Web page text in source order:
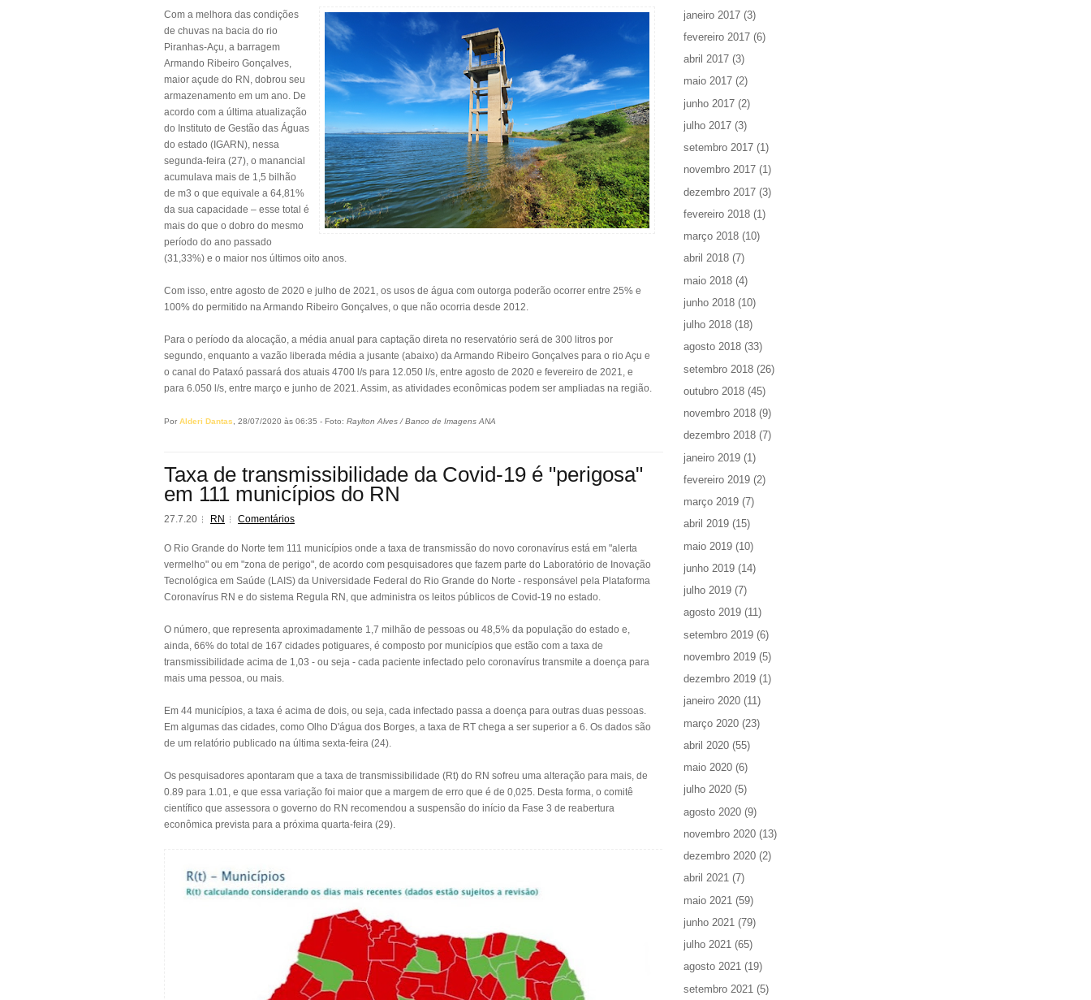
Com a melhora das condições
de chuvas na bacia do rio
Piranhas-Açu, a barragem
Armando Ribeiro Gonçalves,
maior açude do RN, dobrou seu
armazenamento em um ano. De
acordo com a última atualização
do Instituto de Gestão das Águas
do estado (IGARN), nessa
segunda-feira (27), o manancial
acumulava mais de 1,5 bilhão
de m3 o que equivale a 64,81%
da sua capacidade – esse total é
mais do que o dobro do mesmo
período do ano passado
(31,33%) e o maior nos últimos oito anos.
Com isso, entre agosto de 2020 e julho de 2021, os usos de água com outorga poderão ocorrer entre 25% e
100% do permitido na Armando Ribeiro Gonçalves, o que não ocorria desde 2012.
Para o período da alocação, a média anual para captação direta no reservatório será de 300 litros por
segundo, enquanto a vazão liberada média a jusante (abaixo) da Armando Ribeiro Gonçalves para o rio Açu e
o canal do Pataxó passará dos atuais 4700 l/s para 12.050 l/s, entre agosto de 2020 e fevereiro de 2021, e
para 6.050 l/s, entre março e junho de 2021. Assim, as atividades econômicas podem ser ampliadas na região.
Por Alderi Dantas , 28/07/2020 às 06:35 - Foto: Raylton Alves / Banco de Imagens ANA
Taxa de transmissibilidade da Covid-19 é "perigosa"
em 111 municípios do RN
27.7.20 RN Comentários
O Rio Grande do Norte tem 111 municípios onde a taxa de transmissão do novo coronavírus está em "alerta
vermelho" ou em "zona de perigo", de acordo com pesquisadores que fazem parte do Laboratório de Inovação
Tecnológica em Saúde (LAIS) da Universidade Federal do Rio Grande do Norte - responsável pela Plataforma
Coronavírus RN e do sistema Regula RN, que administra os leitos públicos de Covid-19 no estado.
O número, que representa aproximadamente 1,7 milhão de pessoas ou 48,5% da população do estado e,
ainda, 66% do total de 167 cidades potiguares, é composto por municípios que estão com a taxa de
transmissibilidade acima de 1,03 - ou seja - cada paciente infectado pelo coronavírus transmite a doença para
mais uma pessoa, ou mais.
Em 44 municípios, a taxa é acima de dois, ou seja, cada infectado passa a doença para outras duas pessoas.
Em algumas das cidades, como Olho D'água dos Borges, a taxa de RT chega a ser superior a 6. Os dados são
de um relatório publicado na última sexta-feira (24).
Os pesquisadores apontaram que a taxa de transmissibilidade (Rt) do RN sofreu uma alteração para mais, de
0.89 para 1.01, e que essa variação foi maior que a margem de erro que é de 0,025. Desta forma, o comitê
científico que assessora o governo do RN recomendou a suspensão do início da Fase 3 de reabertura
econômica prevista para a próxima quarta-feira (29).
janeiro 2017 (3)
fevereiro 2017 (6)
abril 2017 (3)
maio 2017 (2)
junho 2017 (2)
julho 2017 (3)
setembro 2017 (1)
novembro 2017 (1)
dezembro 2017 (3)
fevereiro 2018 (1)
março 2018 (10)
abril 2018 (7)
maio 2018 (4)
junho 2018 (10)
julho 2018 (18)
agosto 2018 (33)
setembro 2018 (26)
outubro 2018 (45)
novembro 2018 (9)
dezembro 2018 (7)
janeiro 2019 (1)
fevereiro 2019 (2)
março 2019 (7)
abril 2019 (15)
maio 2019 (10)
junho 2019 (14)
julho 2019 (7)
agosto 2019 (11)
setembro 2019 (6)
novembro 2019 (5)
dezembro 2019 (1)
janeiro 2020 (11)
março 2020 (23)
abril 2020 (55)
maio 2020 (6)
julho 2020 (5)
agosto 2020 (9)
novembro 2020 (13)
dezembro 2020 (2)
abril 2021 (7)
maio 2021 (59)
junho 2021 (79)
julho 2021 (65)
agosto 2021 (19)
setembro 2021 (5)